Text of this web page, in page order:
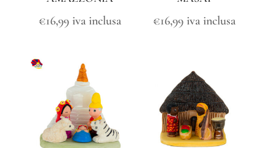
€16,99 iva inclusa €16,99 iva inclusa